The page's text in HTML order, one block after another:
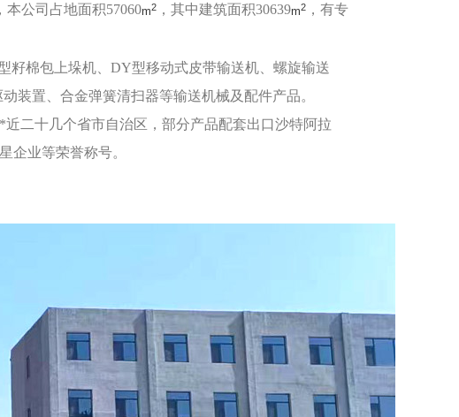
公司占地面积57060m2 ，其中建筑面积30639m2 ，有专
棉包上垛机、DY型移动式皮带输送机、 螺旋输送
装置、合金弹簧清扫器等输送机械及配件产品。
二十几个省市自治区，部分产品配套出口沙特阿拉
企业等荣誉称号。